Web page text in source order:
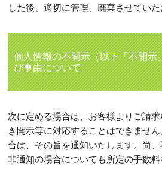
した後、適切に管理、廃棄させていた
個人情報の不開示（以下「不開示
び事由について
次に定める場合は、お客様よりご請
き開示等に対応することはできませ
合は、その旨を通知いたします。尚
非通知の場合についても所定の手数料